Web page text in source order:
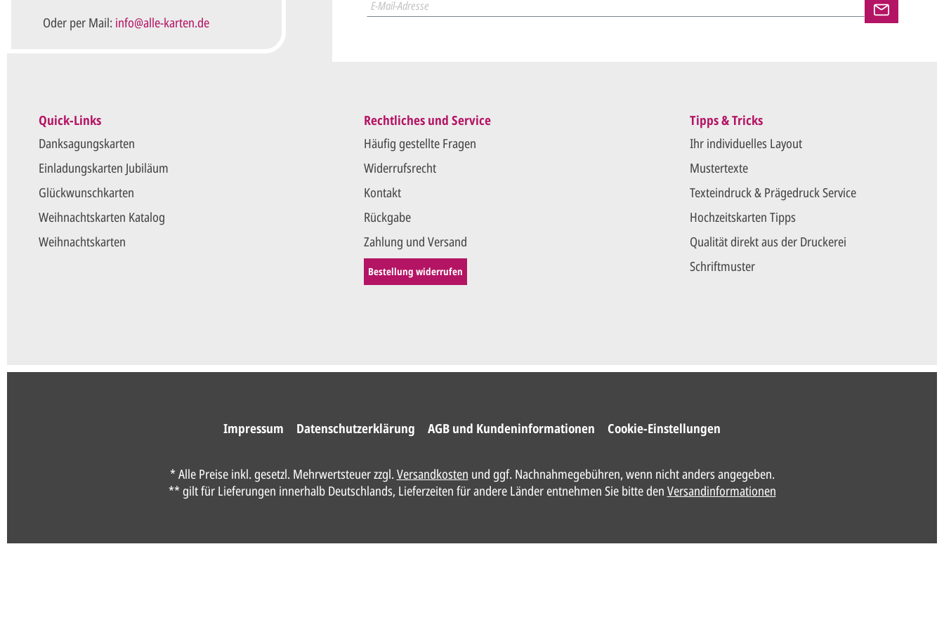
Wir drucken und versenden Ihre Karten.
Oder per Mail: info@alle-karten.de
Rechtliches und Service
Häufig gestellte Fragen
Widerrufsrecht
Kontakt
Rückgabe
Zahlung und Versand
Bestellung widerrufen
Tipps & Tricks
Ihr individuelles Layout
Mustertexte
Texteindruck & Prägedruck Service
Hochzeitskarten Tipps
Qualität direkt aus der Druckerei
Schriftmuster
Quick-Links
Danksagungskarten
Einladungskarten Jubiläum
Glückwunschkarten
Weihnachtskarten Katalog
Weihnachtskarten
Impressum Datenschutzerklärung AGB und Kundeninformationen Cookie-Einstellungen
* Alle Preise inkl. gesetzl. Mehrwertsteuer zzgl. Versandkosten und ggf. Nachnahmegebühren, wenn nicht anders angegeben.
** gilt für Lieferungen innerhalb Deutschlands, Lieferzeiten für andere Länder entnehmen Sie bitte den Versandinformationen